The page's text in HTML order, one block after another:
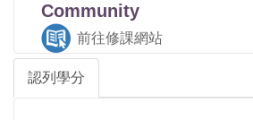
Community
前往修課網站
認列學分